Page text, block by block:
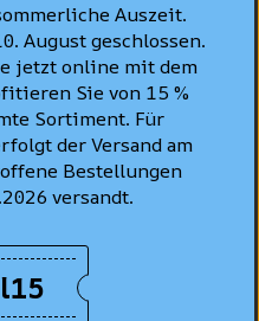
Hemd Standard
Fit, Hellblau "Esta
Noche"
Auszeit.
August geschlossen.
jetzt online mit dem
Sie von 15 %
Sortiment. Für
der Versand am
Bestellungen
versandt.